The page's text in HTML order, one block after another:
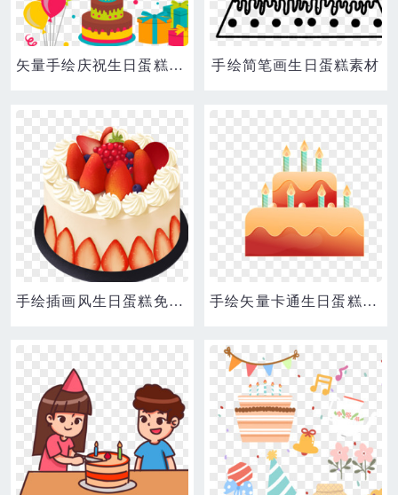
矢量手绘庆祝生日蛋糕礼物 手绘简笔画生日蛋糕素材
手绘插画风生日蛋糕免抠元素 手绘矢量卡通生日蛋糕素材